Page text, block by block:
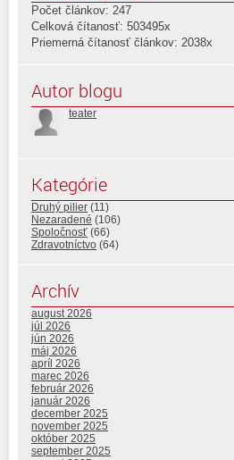
Počet článkov: 247
Celková čítanosť: 503495x
Priemerná čítanosť článkov: 2038x
Autor blogu
teater
Kategórie
Druhý pilier (11)
Nezaradené (106)
Spoločnosť (66)
Zdravotníctvo (64)
Archív
august 2026
júl 2026
jún 2026
máj 2026
apríl 2026
marec 2026
február 2026
január 2026
december 2025
november 2025
október 2025
september 2025